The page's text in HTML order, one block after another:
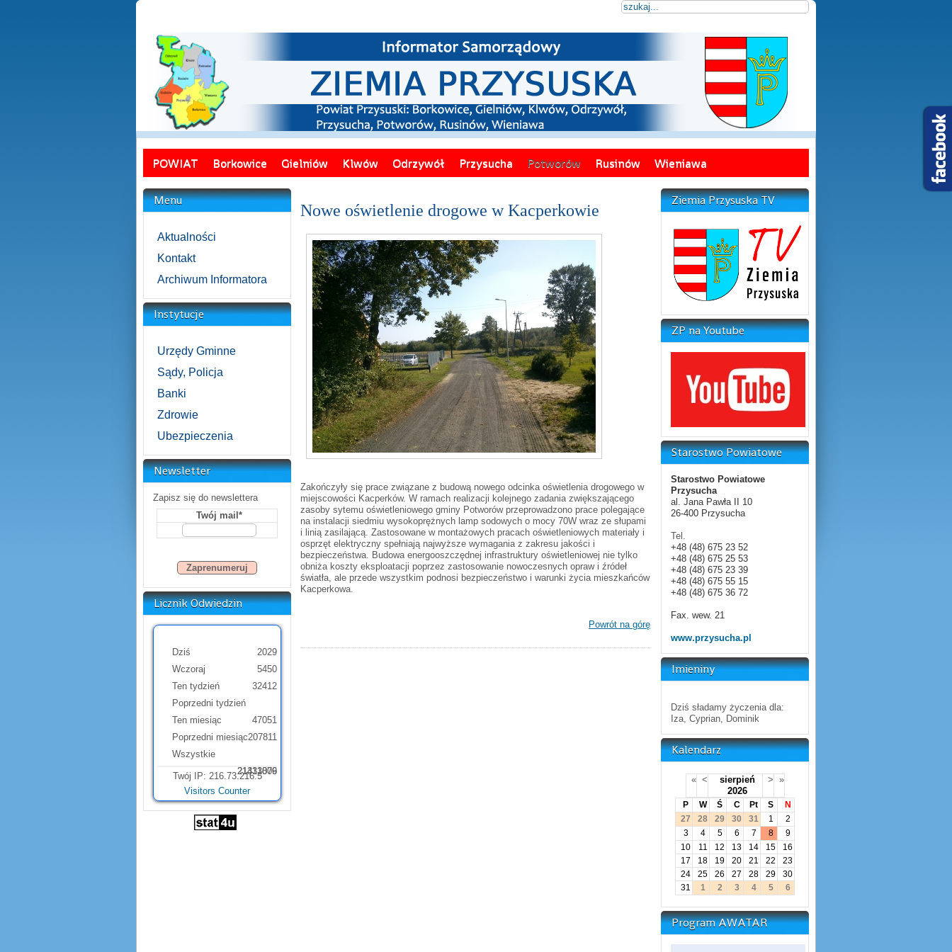
POWIAT Borkowice Gielniów Klwów Odrzywół Przysucha Potworów Rusinów Wieniawa
Menu
Aktualności
Kontakt
Archiwum Informatora
Instytucje
Urzędy Gminne
Sądy, Policja
Banki
Zdrowie
Ubezpieczenia
Newsletter
Zapisz się do newslettera
Twój mail*
Licznik Odwiedzin
Dziś
Wczoraj
Ten tydzień
Poprzedni tydzień
Ten miesiąc
Poprzedni miesiąc
Wszystkie
2029
5450
32412
21331879
47051
207811
21413006
Twój IP: 216.73.216.5
Visitors Counter
Nowe oświetlenie drogowe w Kacperkowie
Zakończyły się prace związane z budową nowego odcinka oświetlenia drogowego w
miejscowości Kacperków. W ramach realizacji kolejnego zadania zwiększającego
zasoby sytemu oświetleniowego gminy Potworów przeprowadzono prace polegające
na instalacji siedmiu wysokoprężnych lamp sodowych o mocy 70W wraz ze słupami
i linią zasilającą. Zastosowane w montażowych pracach oświetleniowych materiały i
osprzęt elektryczny spełniają najwyższe wymagania z zakresu jakości i
bezpieczeństwa. Budowa energooszczędnej infrastruktury oświetleniowej nie tylko
obniża koszty eksploatacji poprzez zastosowanie nowoczesnych opraw i źródeł
światła, ale przede wszystkim podnosi bezpieczeństwo i warunki życia mieszkańców
Kacperkowa.
Powrót na górę
Ziemia Przysuska TV
ZP na Youtube
Starostwo Powiatowe
Starostwo Powiatowe
Przysucha
al. Jana Pawła II 10
26-400 Przysucha
Tel.
+48 (48) 675 23 52
+48 (48) 675 25 53
+48 (48) 675 23 39
+48 (48) 675 55 15
+48 (48) 675 36 72
Fax. wew. 21
www.przysucha.pl
Imieniny
Dziś sładamy życzenia dla:
Iza, Cyprian, Dominik
Kalendarz
« <
sierpień
2026
> »
P W Ś C Pt S
N
27
28 29 30 31 1
2
3
4 5 6 7 8
9
10
11 12 13 14 15
16
17
18 19 20 21 22
23
24
25 26 27 28 29
30
31
1 2 3 4 5 6
Program AWATAR